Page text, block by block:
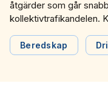
åtgärder som går
kollektivtrafikandelen.
branschexpert på
industri.
Beredskap